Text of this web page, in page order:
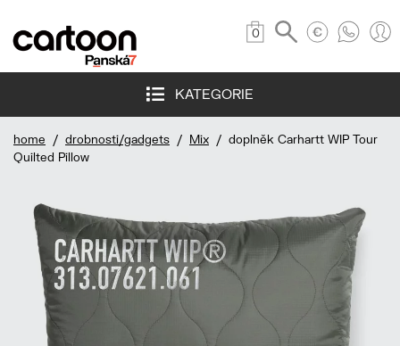
0
KATEGORIE
home / drobnosti/gadgets / Mix / doplněk Carhartt WIP Tour
Quilted Pillow